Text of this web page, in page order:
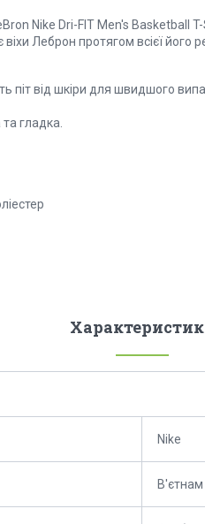
Nike Dri-FIT Men's Basketball
Леброн протягом всієї його
піт від шкіри для швидшого
гладка.
Nike
В'єтнам